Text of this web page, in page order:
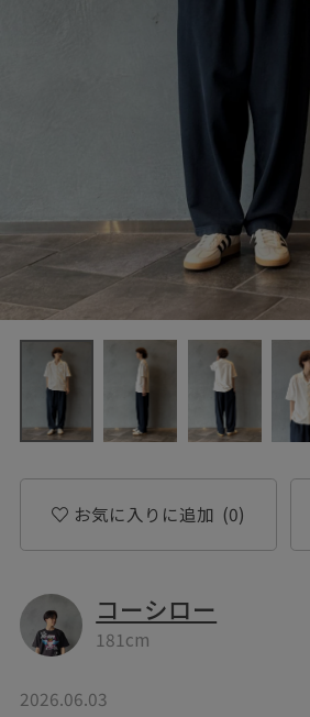
お気に入りに追加 (0)
コーシロー
181cm
2026.06.03